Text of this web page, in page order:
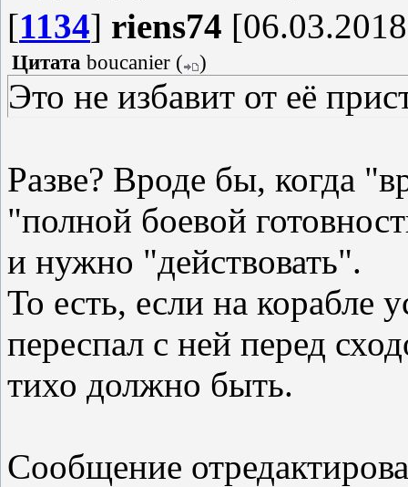
[1134] riens74
Цитата boucanier ( )
Это не избавит от её
Разве? Вроде бы, когда
"полной боевой
и нужно "действовать".
То есть, если на корабле
переспал с ней перед
тихо должно быть.
Сообщение